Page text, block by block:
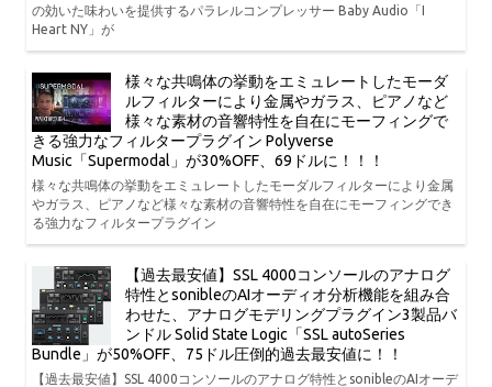
の効いた味わいを提供するパラレルコンプレッサー Baby Audio「I
Heart NY」が
様々な共鳴体の挙動をエミュレートしたモーダ
ルフィルターにより金属やガラス、ピアノなど
様々な素材の音響特性を自在にモーフィングで
きる強力なフィルタープラグイン Polyverse
Music「Supermodal」が30%OFF、69ドルに！！！
様々な共鳴体の挙動をエミュレートしたモーダルフィルターにより金属
やガラス、ピアノなど様々な素材の音響特性を自在にモーフィングでき
る強力なフィルタープラグイン
【過去最安値】SSL 4000コンソールのアナログ
特性とsonibleのAIオーディオ分析機能を組み合
わせた、アナログモデリングプラグイン3製品バ
ンドル Solid State Logic「SSL autoSeries
Bundle」が50%OFF、75ドル圧倒的過去最安値に！！
【過去最安値】SSL 4000コンソールのアナログ特性とsonibleのAIオーデ